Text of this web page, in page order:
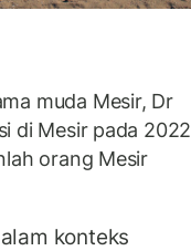
muda Mesir, Dr
di Mesir pada 2022
orang Mesir
konteks